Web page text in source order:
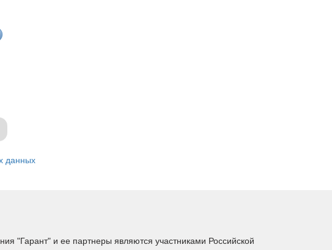
данных
и ее партнеры являются участниками Российской